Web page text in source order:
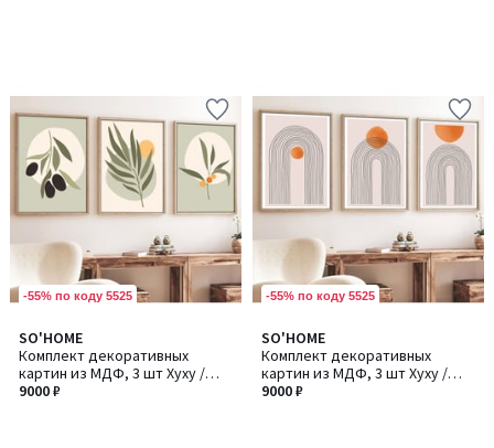
-55% по коду 5525
SO'HOME
Комплект декоративных
картин из МДФ, 3 шт Хуху /
Хуху116
9000 ₽
-55% по коду 5525
SO'HOME
Комплект декоративных
картин из МДФ, 3 шт Хуху /
Хуху133
9000 ₽